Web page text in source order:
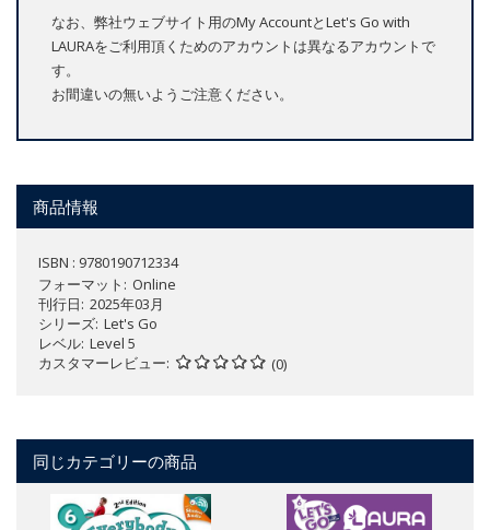
なお、弊社ウェブサイト用のMy AccountとLet's Go with
LAURAをご利用頂くためのアカウントは異なるアカウントで
す。
お間違いの無いようご注意ください。
商品情報
ISBN : 9780190712334
フォーマット
Online
刊行日 2025年03月
シリーズ Let's Go
レベル Level 5
カスタマーレビュー
(0)
同じカテゴリーの商品